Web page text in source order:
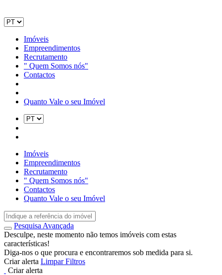
Imóveis
Empreendimentos
Recrutamento
" Quem Somos nós"
Contactos
Quanto Vale o seu Imóvel
Imóveis
Empreendimentos
Recrutamento
" Quem Somos nós"
Contactos
Quanto Vale o seu Imóvel
Pesquisa Avançada
Desculpe, neste momento não temos imóveis com estas
características!
Diga-nos o que procura e encontraremos sob medida para si.
Criar alerta Limpar Filtros
Criar alerta